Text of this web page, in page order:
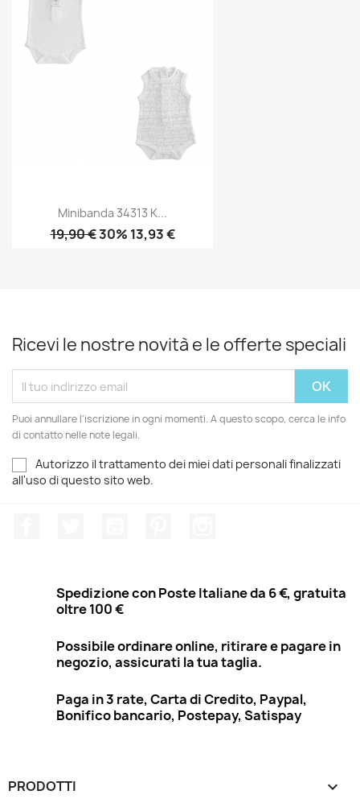
Minibanda 34313 K...
19,90 €30% 13,93 €
Ricevi le nostre novità e le offerte speciali
Puoi annullare l'iscrizione in ogni momenti. A questo scopo, cerca le info
di contatto nelle note legali.
Autorizzo il trattamento dei miei dati personali finalizzati
all'uso di questo sito web.
Spedizione con Poste Italiane da 6 €, gratuita
oltre 100 €
Possibile ordinare online, ritirare e pagare in
negozio, assicurati la tua taglia.
Paga in 3 rate, Carta di Credito, Paypal,
Bonifico bancario, Postepay, Satispay
PRODOTTI 